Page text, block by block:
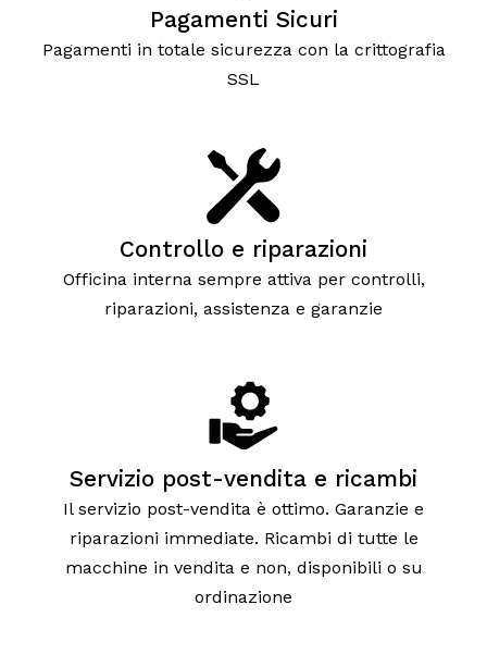
Pagamenti Sicuri
Pagamenti in totale sicurezza con la crittografia
SSL
Controllo e riparazioni
Officina interna sempre attiva per controlli,
riparazioni, assistenza e garanzie
Servizio post-vendita e ricambi
Il servizio post-vendita è ottimo. Garanzie e
riparazioni immediate. Ricambi di tutte le
macchine in vendita e non, disponibili o su
ordinazione